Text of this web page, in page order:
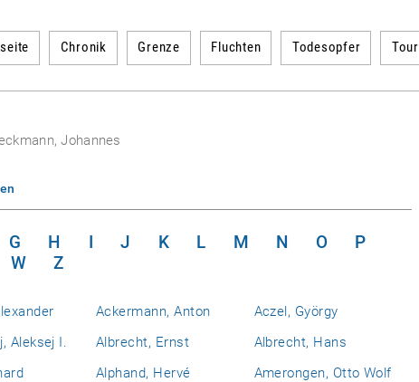
Chronik Grenze Fluchten Todesopfer Tour
Johannes
G H I J K L M N O
P
W Z
Ackermann, Anton
Aczel, György
Aleksej I. Albrecht, Ernst
Albrecht, Hans
Alphand, Hervé
Amerongen, Otto Wolf